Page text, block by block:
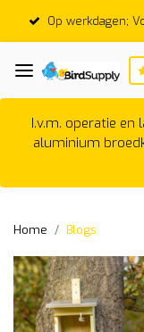
Op werkdagen;
I.v.m. operatie
aluminium
Home Blogs